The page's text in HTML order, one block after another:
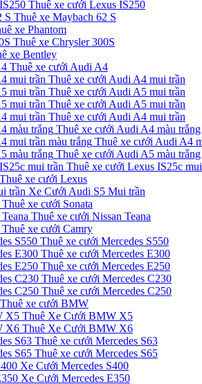
Thuê xe cưới Lexus IS250
Thuê xe Maybach 62 S
xe Phantom
Thuê xe Chrysler 300S
xe Bentley
Thuê xe cưới Audi A4
Thuê xe cưới Audi A4 mui trần
Thuê xe cưới Audi A5 mui trần
Thuê xe cưới Audi A5 mui trần
Thuê xe cưới Audi A4 mui trần
Thuê xe cưới Audi A4 màu trắng
Thuê xe cưới Audi A4
Thuê xe cưới Audi A5 màu trắng
Thuê xe cưới Lexus IS25c
Thuê xe cưới Lexus
Xe Cưới Audi S5 Mui trần
Thuê xe cưới Sonata
Thuê xe cưới Nissan Teana
Thuê xe cưới Camry
Thuê xe cưới Mercedes S550
Thuê xe cưới Mercedes E300
Thuê xe cưới Mercedes E250
Thuê xe cưới Mercedes C230
Thuê xe cưới Mercedes C250
Thuê xe cưới BMW
Thuê Xe Cưới BMW X5
Thuê Xe Cưới BMW X6
Thuê xe cưới Mercedes S63
Thuê xe cưới Mercedes S65
Xe Cưới Mercedes S400
Xe Cưới Mercedes E350